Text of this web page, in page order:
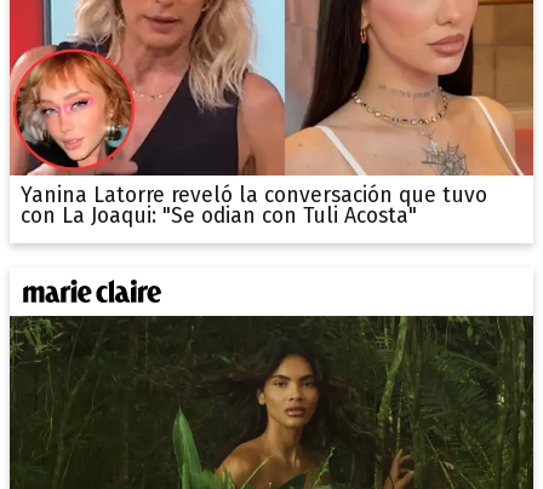
Yanina Latorre reveló la conversación que tuvo
con La Joaqui: "Se odian con Tuli Acosta"